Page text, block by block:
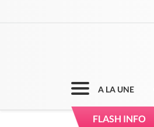
A LA UNE
FLASH INFO